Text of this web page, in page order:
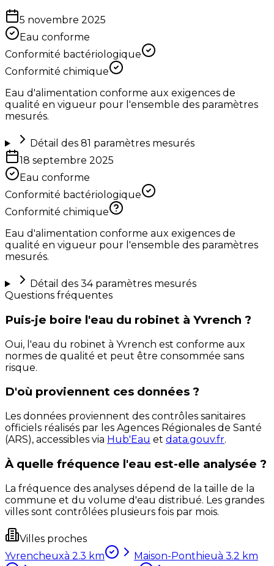
5 novembre 2025
Eau conforme
Conformité bactériologique
Conformité chimique
Eau d'alimentation conforme aux exigences de
qualité en vigueur pour l'ensemble des paramètres
mesurés.
Détail des 81 paramètres mesurés
18 septembre 2025
Eau conforme
Conformité bactériologique
Conformité chimique
Eau d'alimentation conforme aux exigences de
qualité en vigueur pour l'ensemble des paramètres
mesurés.
Détail des 34paramètres mesurés
Questions fréquentes
Puis-je boire l'eau du robinet à Yvrench ?
Oui, l'eau du robinet à Yvrench est conforme aux
normes de qualité et peut être consommée sans
risque.
D'où proviennent ces données ?
Les données proviennent des contrôles sanitaires
officiels réalisés par les Agences Régionales de Santé
(ARS), accessibles via Hub'Eau et data.gouv.fr.
À quelle fréquence l'eau est-elle analysée ?
La fréquence des analyses dépend de la taille de la
commune et du volume d'eau distribué. Les grandes
villes sont contrôlées plusieurs fois par mois.
Villes proches
Yvrencheuxà 2.3 km Maison-Ponthieuà 3.2 km